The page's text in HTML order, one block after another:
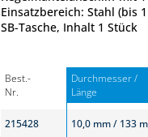
Einsatzbereich: Stahl (bis
SB-Tasche, Inhalt 1 Stück
Best.-
Nr.
Durchmesser /
Länge
215428 10,0 mm / 133